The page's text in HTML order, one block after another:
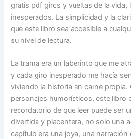
gratis pdf giros y vueltas de la vida,
inesperados. La simplicidad y la
que este libro sea accesible a
su nivel de lectura.
La trama era un laberinto que me
y cada giro inesperado me hacía
viviendo la historia en carne
personajes humorísticos, este libro
recordatorio de que leer puede ser
divertida y placentera, no solo una
capítulo era una joya, una narración